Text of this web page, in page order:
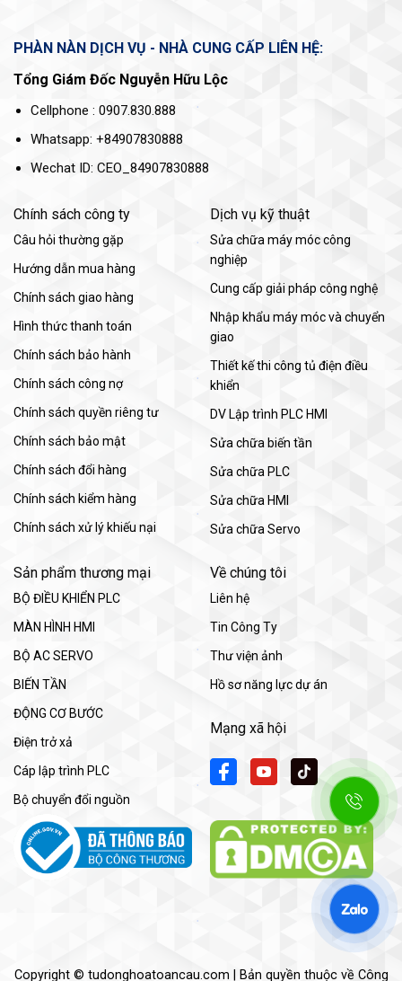
PHÀN NÀN DỊCH VỤ - NHÀ CUNG CẤP LIÊN HỆ:
Tổng Giám Đốc Nguyễn Hữu Lộc
Cellphone : 0907.830.888
Whatsapp: +84907830888
Wechat ID: CEO_84907830888
Chính sách công ty
Câu hỏi thường gặp
Hướng dẫn mua hàng
Chính sách giao hàng
Hình thức thanh toán
Chính sách bảo hành
Chính sách công nợ
Chính sách quyền riêng tư
Chính sách bảo mật
Chính sách đổi hàng
Chính sách kiểm hàng
Chính sách xử lý khiếu nại
Dịch vụ kỹ thuật
Sửa chữa máy móc công
nghiệp
Cung cấp giải pháp công nghệ
Nhập khẩu máy móc và chuyển
giao
Thiết kế thi công tủ điện điều
khiển
DV Lập trình PLC HMI
Sửa chữa biến tần
Sửa chữa PLC
Sửa chữa HMI
Sửa chữa Servo
Sản phẩm thương mại
BỘ ĐIỀU KHIỂN PLC
MÀN HÌNH HMI
BỘ AC SERVO
BIẾN TẦN
ĐỘNG CƠ BƯỚC
Điện trở xả
Cáp lập trình PLC
Bộ chuyển đổi nguồn
Về chúng tôi
Liên hệ
Tin Công Ty
Thư viện ảnh
Hồ sơ năng lực dự án
Mạng xã hội
Copyright © tudonghoatoancau.com | Bản quyền thuộc về Công